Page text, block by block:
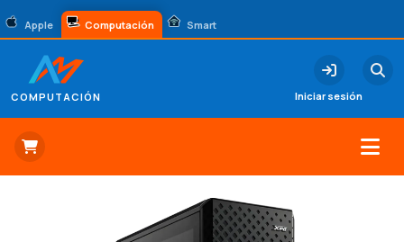
Apple Computación Smart
COMPUTACIÓN Iniciar sesión